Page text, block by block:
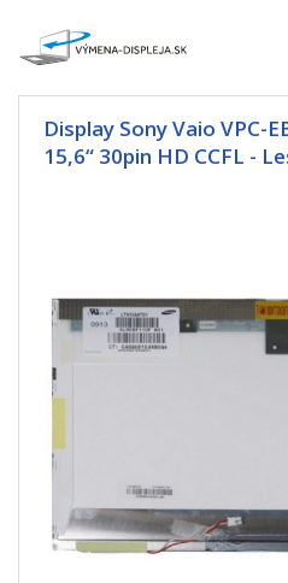
Display Sony Vaio VPC-
15,6“ 30pin HD CCFL -